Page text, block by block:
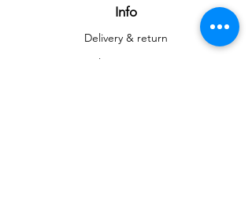
Info
Delivery & return
Delivery & return